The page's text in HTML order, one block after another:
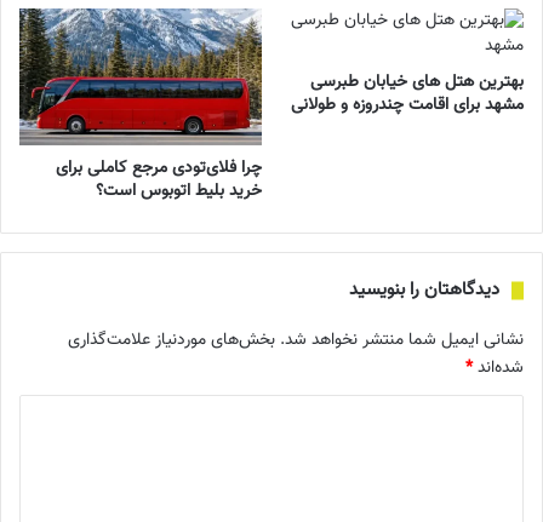
بهترین هتل های خیابان طبرسی
مشهد برای اقامت چندروزه و طولانی
چرا فلای‌تودی مرجع کاملی برای
خرید بلیط اتوبوس است؟
دیدگاهتان را بنویسید
نشانی ایمیل شما منتشر نخواهد شد. بخش‌های موردنیاز علامت‌گذاری
شده‌اند*